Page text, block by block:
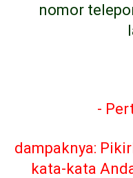
nomor
-
dampaknya:
kata-kata